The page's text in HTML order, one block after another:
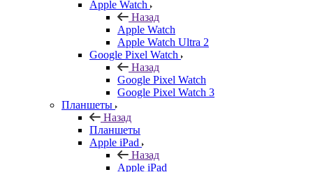
Apple Watch
Назад
Apple Watch
Apple Watch Ultra 2
Google Pixel Watch
Назад
Google Pixel Watch
Google Pixel Watch 3
Планшеты
Назад
Планшеты
Apple iPad
Назад
Apple iPad